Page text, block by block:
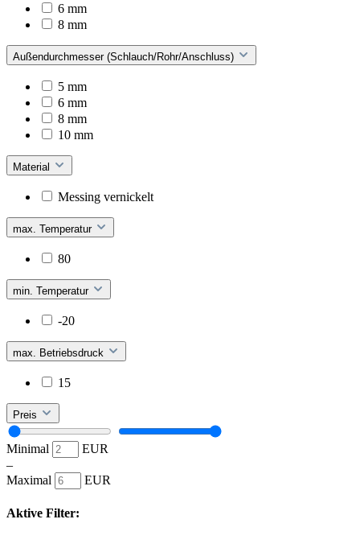
6 mm
8 mm
Außendurchmesser (Schlauch/Rohr/Anschluss)
5 mm
6 mm
8 mm
10 mm
Material
Messing vernickelt
max. Temperatur
80
min. Temperatur
-20
max. Betriebsdruck
15
Preis
Minimal
EUR
–
Maximal
EUR
Aktive Filter: